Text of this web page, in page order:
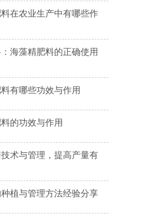
在农业生产中有哪些作
海藻精肥料的正确使用
有哪些功效与作用
的功效与作用
术与管理，提高产量有
植与管理方法经验分享